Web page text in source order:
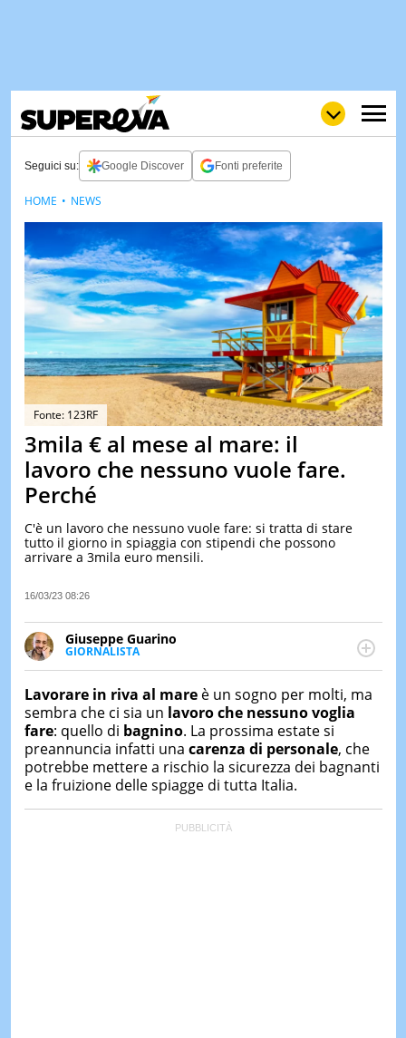
LOLGULP
LOVE
WOW
POP
NEWS
STORIE
VIDEO
& TV
QUIZ
&
TEST
DI
IERI
Seguici su: Google Discover Fonti preferite
Fonte: 123RF
3mila € al mese al mare: il
lavoro che nessuno vuole fare.
Perché
C'è un lavoro che nessuno vuole fare: si tratta di stare
tutto il giorno in spiaggia con stipendi che possono
arrivare a 3mila euro mensili.
16/03/23 08:26
Giuseppe Guarino
GIORNALISTA
Ph(D) in Diritto Comparato e processi di
particolare sulla Storia contemporanea di America
Latina e Spagna. Collabora con numerose testate ed
è presidente dell'Associazione Culturale "La
Biblioteca del Sannio".
HOME NEWS
Lavorare in riva al mareè un sogno per molti, ma
sembra che ci sia un lavoro che nessuno voglia
fare: quello di bagnino. La prossima estate si
preannuncia infatti una carenza di personale, che
potrebbe mettere a rischio la sicurezza dei bagnanti
e la fruizione delle spiagge di tutta Italia.